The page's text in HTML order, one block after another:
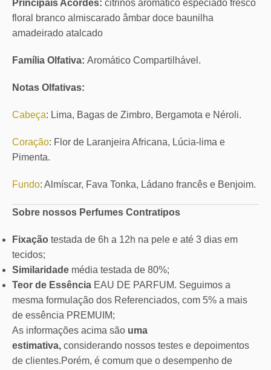
Principais Acordes: citrinos aromático especiado fresco
floral branco almiscarado âmbar doce baunilha
amadeirado atalcado
Família Olfativa: Aromático Compartilhável.
Notas Olfativas:
Cabeça: Lima, Bagas de Zimbro, Bergamota e Néroli.
Coração: Flor de Laranjeira Africana, Lúcia-lima e
Pimenta.
Fundo: Almíscar, Fava Tonka, Ládano francês e Benjoim.
Sobre nossos Perfumes Contratipos
Fixação testada de 6h a 12h na pele e até 3 dias em
tecidos;
Similaridade média testada de 80%;
Teor de Essência EAU DE PARFUM. Seguimos a
mesma formulação dos Referenciados, com 5% a mais
de essência PREMUIM;
As informações acima são uma
estimativa, considerando nossos testes e depoimentos
de clientes.Porém, é comum que o desempenho de